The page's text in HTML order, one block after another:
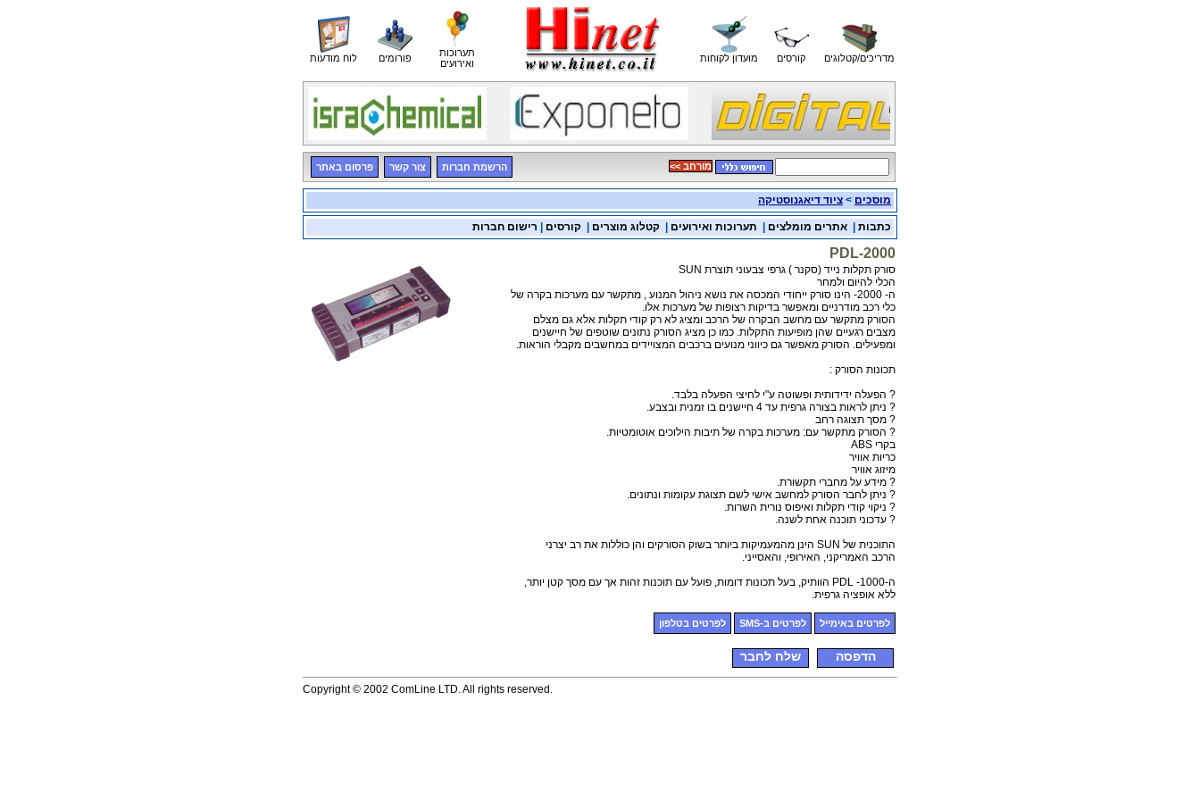
לוח מודעות פורומים
תערוכות
ואירועים
מועדון לקוחות קורסים מדריכים/קטלוגים
הרשמת חברות צור קשר פרסום באתר << מורחב
מוסכים > ציוד דיאגנוסטיקה
כתבות אתרים מומלצים תערוכות ואירועים קטלוג מוצרים קורסים רישום חברות
PDL-2000
סורק תקלות נייד (סקנר ) גרפי צבעוני תוצרת SUN
הכלי להיום ולמחר
ה- 2000- הינו סורק ייחודי המכסה את נושא ניהול המנוע , מתקשר עם מערכות בקרה של
כלי רכב מודרניים ומאפשר בדיקות רצופות של מערכות אלו.
הסורק מתקשר עם מחשב הבקרה של הרכב ומציג לא רק קודי תקלות אלא גם מצלם
מצבים רגעיים שהן מופיעות התקלות. כמו כן מציג הסורק נתונים שוטפים של חיישנים
ומפעילים. הסורק מאפשר גם כיווני מנועים ברכבים המצויידים במחשבים מקבלי הוראות.
תכונות הסורק :
? הפעלה ידידותית ופשוטה ע"י לחיצי הפעלה בלבד.
? ניתן לראות בצורה גרפית עד 4 חיישנים בו זמנית ובצבע.
? מסך תצוגה רחב
? הסורק מתקשר עם: מערכות בקרה של תיבות הילוכים אוטומטיות.
בקרי ABS
כריות אוויר
מיזוג אוויר
? מידע על מחברי תקשורת.
? ניתן לחבר הסורק למחשב אישי לשם תצוגת עקומות ונתונים.
? ניקוי קודי תקלות ואיפוס נורית השרות.
? עדכוני תוכנה אחת לשנה.
התוכנית של SUN הינן מהמעמיקות ביותר בשוק הסורקים והן כוללות את רב יצרני
הרכב האמריקני, האירופי, והאסייני.
ה-1000- PDL הוותיק, בעל תכונות דומות, פועל עם תוכנות זהות אך עם מסך קטן יותר,
ללא אופציה גרפית.
לפרטים באימייל לפרטים ב-SMS לפרטים בטלפון
הדפסה שלח לחבר
Copyright © 2002 ComLine LTD. All rights reserved.